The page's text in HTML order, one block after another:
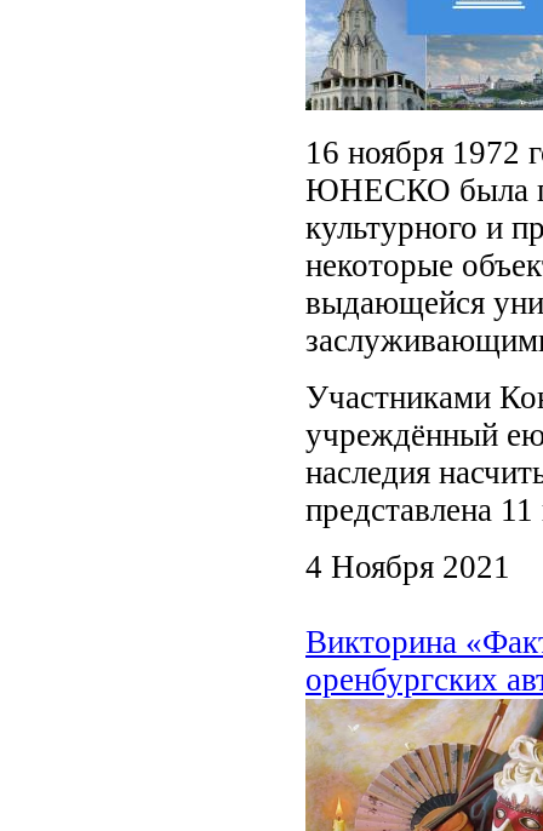
16 ноября 1972
ЮНЕСКО была
культурного и
некоторые
выдающейся
Участниками
учреждённый ею
наследия
представлена
4 Ноября 2021
Викторина
оренбургских